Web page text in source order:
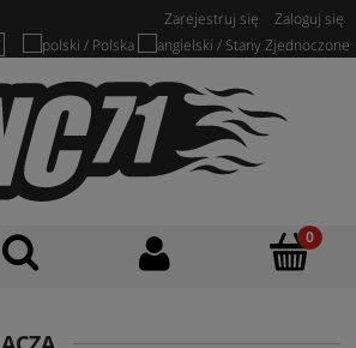
Zarejestruj się Zaloguj się